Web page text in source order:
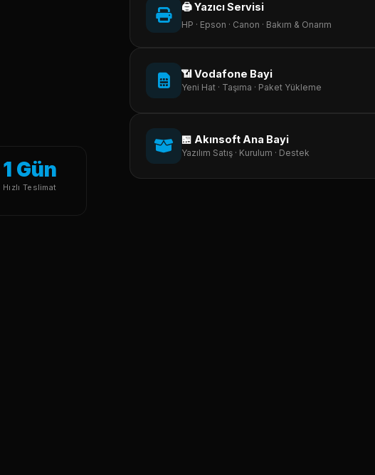
1 Gün
Hızlı Teslimat
🖨️ Yazıcı Servisi
HP · Epson · Canon · Bakım & Onarım
📶 Vodafone Bayi
Yeni Hat · Taşıma · Paket Yükleme
🏪 Akınsoft Ana Bayi
Yazılım Satış · Kurulum · Destek